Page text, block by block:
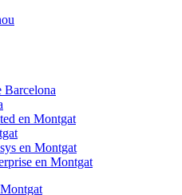
Barcelona
en Montgat
en Montgat
en Montgat